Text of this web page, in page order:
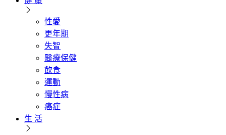
性愛
更年期
失智
醫療保健
飲食
運動
慢性病
癌症
生 活